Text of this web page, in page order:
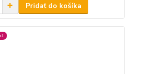
Pridať do košíka